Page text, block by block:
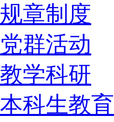
规章制度
党群活动
教学科研
本科生教育